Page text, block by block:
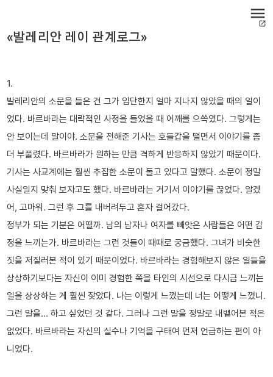
menu
open_in_new
«발레리안 레이 관계로그»
1.
발레리안의 소문을 들은 건 그가 입단한지 얼마 지나지 않았을 때의 일이
었다. 바르바라는 대략적인 사정을 들었을 때 어깨를 으쓱였다. 그렇게는
안 보이는데 말이야. 소문을 전해준 기사는 호들갑을 떨면서 이야기를 좀
더 부풀렸다. 바르바라가 원하는 만큼 격하게 반응하지 않았기 때문이다.
기사는 사교계에는 훨씬 추잡한 소문이 돌고 있다고 말했다. 소문이 정말
사실일지 맞춰 보자고도 했다. 바르바라는 거기서 이야기를 끊었다. 알겠
어, 고마워. 그런 후 그를 내버려두고 혼자 걸어갔다.
정부가 되는 기분은 어떨까. 남의 남자나 여자를 빼앗은 사람들은 어떤 감
정을 느끼는가. 바르바라는 그런 것들이 때때로 궁금했다. 그녀가 비슷한
짓을 저질러본 적이 있기 때문이었다. 바르바라는 경험해보지 않은 일들을
상상하기보다는 자신이 이미 경험한 쪽을 타인의 시선으로 다시금 느끼는
일을 상상하는 게 훨씬 잦았다. 나는 이렇게 느꼈는데 너는 어떻게 느꼈니.
그런 말을… 하고 싶었던 것 같다. 그러나 그런 말을 정말로 내뱉어본 적은
없었다. 바르바라는 자신의 실수나 기억을 구태여 먼저 언급하는 편이 아
니었다.